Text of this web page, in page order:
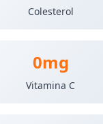
Colesterol
0mg
Vitamina C